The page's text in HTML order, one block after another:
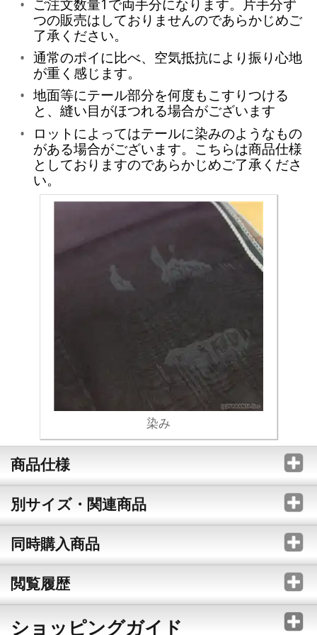
ご注文数量1で両手分になります。片手分ず
つの販売はしておりませんのであらかじめご
了承ください。
通常のポイに比べ、空気抵抗により振り心地
が重く感じます。
地面等にテール部分を何度もこすりつける
と、縫い目がほつれる場合がございます
ロットによってはテールに染みのようなもの
がある場合がございます。こちらは商品仕様
としておりますのであらかじめご了承くださ
い。
染み
商品仕様
別サイズ・関連商品
同時購入商品
閲覧履歴
ショッピングガイド